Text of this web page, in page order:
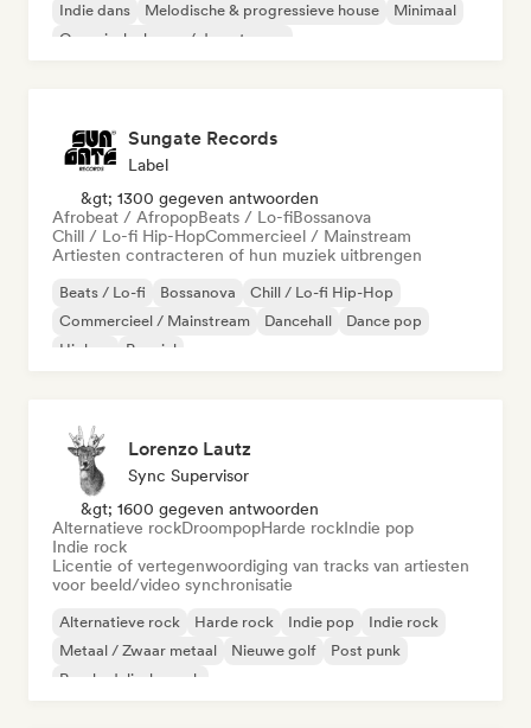
Indie dans
Melodische & progressieve house
Minimaal
Organische house / downtempo
Sungate Records
Label
&gt; 1300 gegeven antwoorden
Afrobeat / AfropopBeats / Lo-fiBossanova
Chill / Lo-fi Hip-HopCommercieel / Mainstream
Artiesten contracteren of hun muziek uitbrengen
Beats / Lo-fi Bossanova
Chill / Lo-fi Hip-Hop
Commercieel / Mainstream
Dancehall
Dance pop
Hiphop
Popziel
Lorenzo Lautz
Sync Supervisor
&gt; 1600 gegeven antwoorden
Alternatieve rockDroompopHarde rockIndie pop
Indie rock
Licentie of vertegenwoordiging van tracks van artiesten
voor beeld/video synchronisatie
Alternatieve rock Harde rock Indie pop
Indie rock
Metaal / Zwaar metaal
Nieuwe golf
Post punk
Psychedelische rock